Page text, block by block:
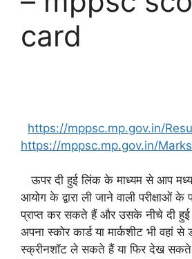
card
https://mppsc.mp.gov.in/
https://mppsc.mp.gov.in/
ऊपर दी हुई लिंक के माध्यम से आप
आयोग के द्वारा ली जाने वाली परीक्षाओं के
प्राप्त कर सकते हैं और उसके नीचे दी
अपना स्कोर कार्ड या मार्कशीट भी वहां
स्क्रीनशॉट ले सकते हैं या फिर देख